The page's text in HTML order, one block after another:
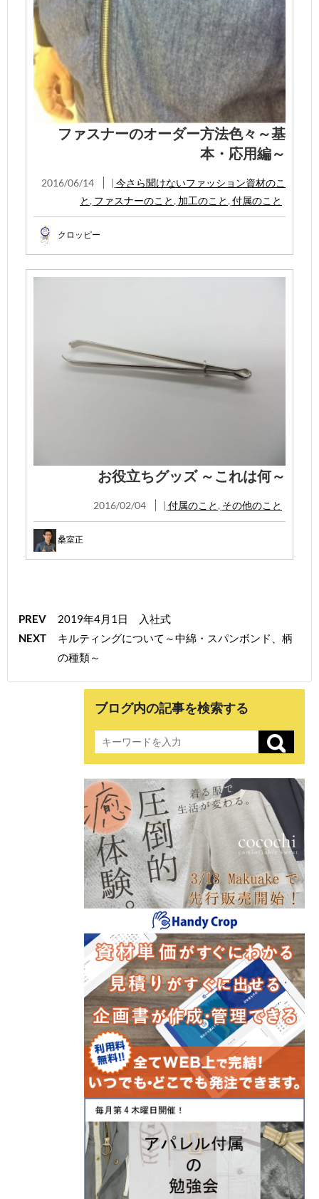
ファスナーのオーダー方法色々～基
本・応用編～
2016/06/14 | 今さら聞けないファッション資材のこ
と , ファスナーのこと , 加工のこと , 付属のこと
クロッピー
お役立ちグッズ ～これは何～
2016/02/04 | 付属のこと , その他のこと
桑室正
PREV
2019年4月1日 入社式
NEXT
キルティングについて～中綿・スパンボンド、柄
の種類～
ブログ内の記事を検索する